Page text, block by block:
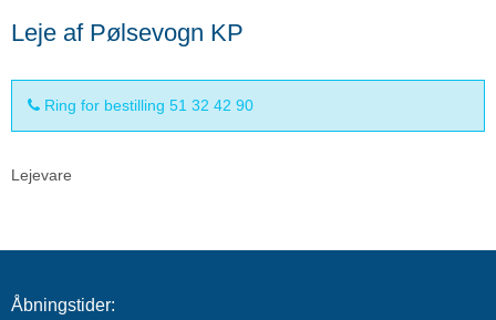
Leje af Pølsevogn KP
Ring for bestilling 51 32 42 90
Lejevare
Åbningstider: